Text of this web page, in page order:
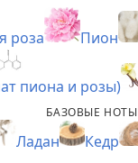
роза Пион
пиона и розы)
БАЗОВЫЕ НОТЫ
Ладан Кедр